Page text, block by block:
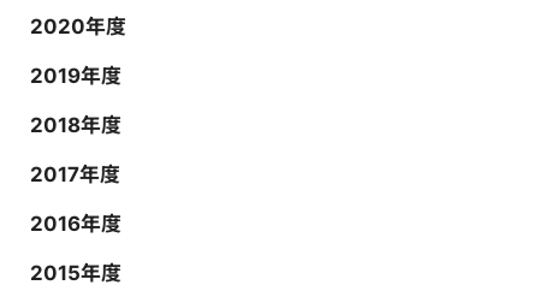
2020年度
2019年度
2018年度
2017年度
2016年度
2015年度